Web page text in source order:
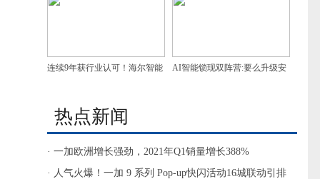
连续9年获行业认可！海尔智能 AI智能锁现双阵营:要么升级安
热点新闻
· 一加欧洲增长强劲，2021年Q1销量增长388%
· 人气火爆！一加 9 系列 Pop-up快闪活动16城联动引排